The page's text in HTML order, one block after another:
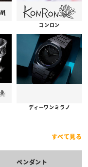
コンロン
ディーワンミラノ
すべて見る
ペンダント